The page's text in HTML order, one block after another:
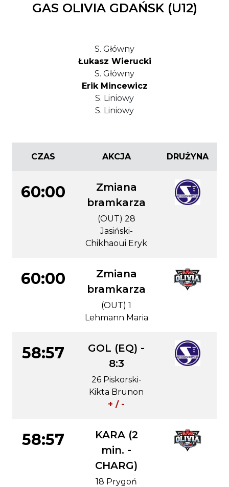
GAS OLIVIA GDAŃSK (U12)
S. Główny
Łukasz Wierucki
S. Główny
Erik Mincewicz
S. Liniowy
S. Liniowy
CZAS AKCJA DRUŻYNA
60:00
Zmiana
bramkarza
(OUT) 28
Jasiński-
Chikhaoui Eryk
60:00
Zmiana
bramkarza
(OUT) 1
Lehmann Maria
58:57
GOL (EQ) -
8:3
26 Piskorski-
Kikta Brunon
+ / -
58:57
KARA (2
min. -
CHARG)
18 Prygoń